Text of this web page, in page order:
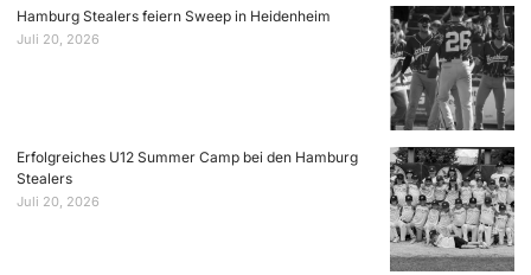
Hamburg Stealers feiern Sweep in Heidenheim
Juli 20, 2026
Erfolgreiches U12 Summer Camp bei den Hamburg
Stealers
Juli 20, 2026